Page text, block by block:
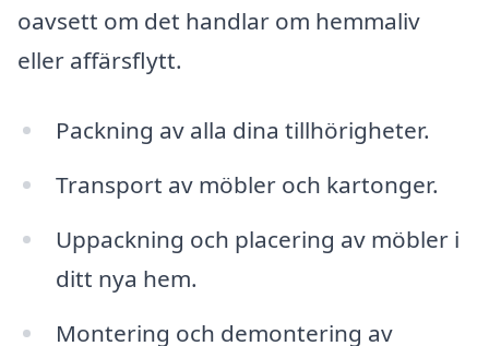
oavsett om det handlar om hemmaliv
eller affärsflytt.
Packning av alla dina tillhörigheter.
Transport av möbler och kartonger.
Uppackning och placering av möbler i
ditt nya hem.
Montering och demontering av